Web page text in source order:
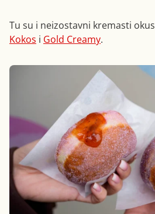
Tu su i neizostavni kremasti
Kokos i Gold Creamy.